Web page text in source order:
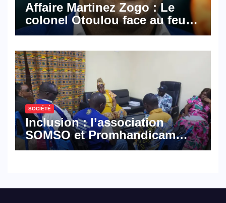
Affaire Martinez Zogo : Le
colonel Otoulou face au feu
croisé des avocats de la
SOCIÉTÉ
Inclusion : l’association
SOMSO et Promhandicam
militent en faveur d’une